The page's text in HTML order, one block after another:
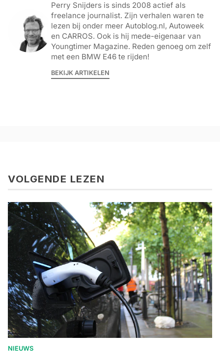
Perry Snijders is sinds 2008 actief als
freelance journalist. Zijn verhalen waren te
lezen bij onder meer Autoblog.nl, Autoweek
en CARROS. Ook is hij mede-eigenaar van
Youngtimer Magazine. Reden genoeg om zelf
met een BMW E46 te rijden!
BEKIJK ARTIKELEN
VOLGENDE LEZEN
NIEUWS